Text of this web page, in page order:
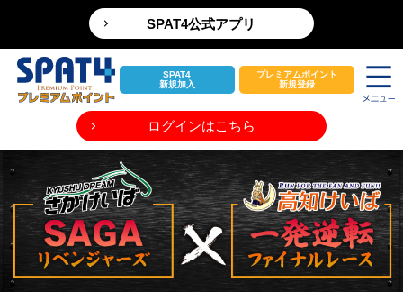
SPAT4公式アプリ
SPAT4
新規加入
プレミアムポイント
新規登録
ログインはこちら